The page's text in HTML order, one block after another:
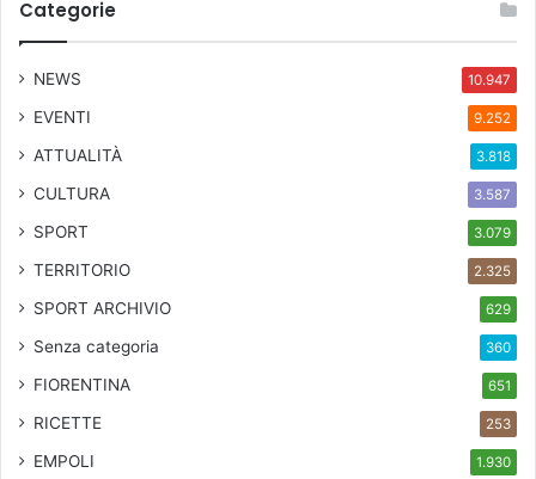
Categorie
NEWS 10.947
EVENTI 9.252
ATTUALITÀ 3.818
CULTURA 3.587
SPORT 3.079
TERRITORIO 2.325
SPORT ARCHIVIO 629
Senza categoria 360
FIORENTINA 651
RICETTE 253
EMPOLI 1.930